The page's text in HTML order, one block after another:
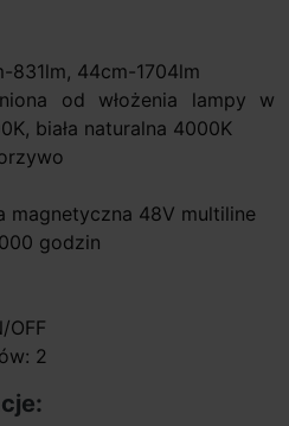
831lm, 44cm-1704lm
od włożenia lampy w
biała naturalna 4000K
magnetyczna 48V multiline
godzin
OFF
2